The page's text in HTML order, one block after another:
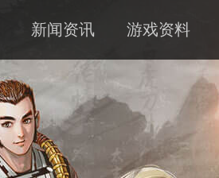
新闻资讯 游戏资料